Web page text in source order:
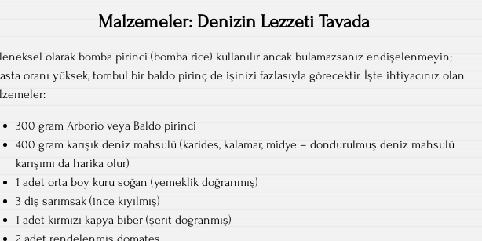
Malzemeler: Denizin Lezzeti Tavada
olarak bomba pirinci (bomba rice) kullanılır ancak bulamazsanız endişelenmeyin;
oranı yüksek, tombul bir baldo pirinç de işinizi fazlasıyla görecektir. İşte ihtiyacınız olan
300 gram Arborio veya Baldo pirinci
400 gram karışık deniz mahsulü (karides, kalamar, midye – dondurulmuş deniz mahsulü
karışımı da harika olur)
1 adet orta boy kuru soğan (yemeklik doğranmış)
3 diş sarımsak (ince kıyılmış)
1 adet kırmızı kapya biber (şerit doğranmış)